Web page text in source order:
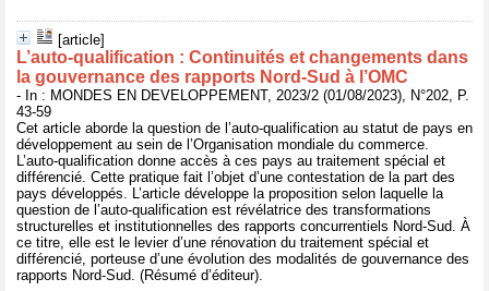
[article]
L’auto-qualification : Continuités et changements dans
la gouvernance des rapports Nord-Sud à l’OMC
- In : MONDES EN DEVELOPPEMENT, 2023/2 (01/08/2023), N°202, P.
43-59
Cet article aborde la question de l’auto-qualification au statut de pays en
développement au sein de l’Organisation mondiale du commerce.
L’auto-qualification donne accès à ces pays au traitement spécial et
différencié. Cette pratique fait l’objet d’une contestation de la part des
pays développés. L’article développe la proposition selon laquelle la
question de l’auto-qualification est révélatrice des transformations
structurelles et institutionnelles des rapports concurrentiels Nord-Sud. À
ce titre, elle est le levier d’une rénovation du traitement spécial et
différencié, porteuse d’une évolution des modalités de gouvernance des
rapports Nord-Sud. (Résumé d’éditeur).